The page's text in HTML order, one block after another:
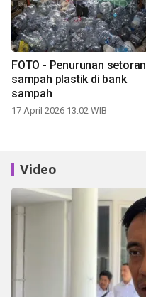
FOTO - Penurunan setoran
sampah plastik di bank
sampah
17 April 2026 13:02 WIB
Video